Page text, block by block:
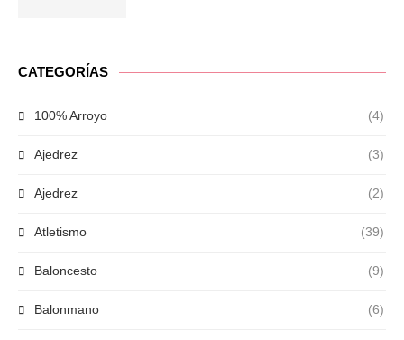
CATEGORÍAS
100% Arroyo (4)
Ajedrez (3)
Ajedrez (2)
Atletismo (39)
Baloncesto (9)
Balonmano (6)